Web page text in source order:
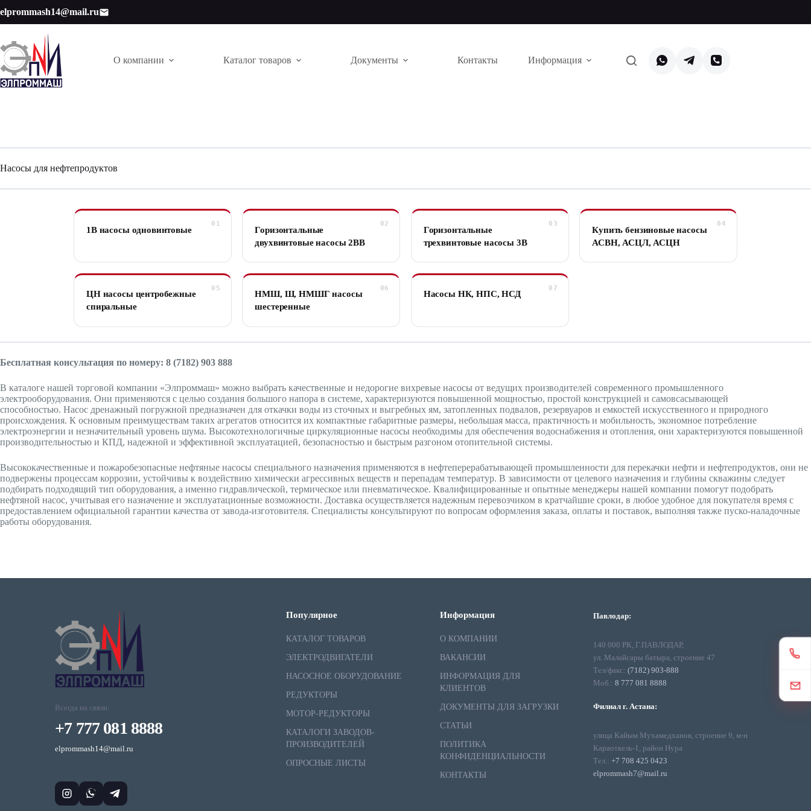
к
сути
elprommash14@mail.ru
О компании Каталог товаров Документы Контакты Информация
Насосы для нефтепродуктов
1В насосы одновинтовые
Горизонтальные
двухвинтовые насосы 2ВВ
Горизонтальные
трехвинтовые насосы 3В
Купить бензиновые насосы
АСВН, АСЦЛ, АСЦН
ЦН насосы центробежные
спиральные
НМШ, Ш, НМШГ насосы
шестеренные
Насосы НК, НПС, НСД
Бесплатная консультация по номеру: 8 (7182) 903 888
В каталоге нашей торговой компании «Элпроммаш» можно выбрать качественные и недорогие вихревые насосы от ведущих производителей современного промышленного
электрооборудования. Они применяются с целью создания большого напора в системе, характеризуются повышенной мощностью, простой конструкцией и самовсасывающей
способностью. Насос дренажный погружной предназначен для откачки воды из сточных и выгребных ям, затопленных подвалов, резервуаров и емкостей искусственного и природного
происхождения. К основным преимуществам таких агрегатов относится их компактные габаритные размеры, небольшая масса, практичность и мобильность, экономное потребление
электроэнергии и незначительный уровень шума. Высокотехнологичные циркуляционные насосы необходимы для обеспечения водоснабжения и отопления, они характеризуются повышенной
производительностью и КПД, надежной и эффективной эксплуатацией, безопасностью и быстрым разгоном отопительной системы.
Высококачественные и пожаробезопасные нефтяные насосы специального назначения применяются в нефтеперерабатывающей промышленности для перекачки нефти и нефтепродуктов, они не
подвержены процессам коррозии, устойчивы к воздействию химически агрессивных веществ и перепадам температур. В зависимости от целевого назначения и глубины скважины следует
подбирать подходящий тип оборудования, а именно гидравлической, термическое или пневматическое. Квалифицированные и опытные менеджеры нашей компании помогут подобрать
нефтяной насос, учитывая его назначение и эксплуатационные возможности. Доставка осуществляется надежным перевозчиком в кратчайшие сроки, в любое удобное для покупателя время с
предоставлением официальной гарантии качества от завода-изготовителя. Специалисты консультируют по вопросам оформления заказа, оплаты и поставок, выполняя также пуско-наладочные
работы оборудования.
Всегда на связи:
+7 777 081 8888
elprommash14@mail.ru
Популярное
КАТАЛОГ ТОВАРОВ
ЭЛЕКТРОДВИГАТЕЛИ
НАСОСНОЕ ОБОРУДОВАНИЕ
РЕДУКТОРЫ
МОТОР-РЕДУКТОРЫ
КАТАЛОГИ ЗАВОДОВ-
ПРОИЗВОДИТЕЛЕЙ
ОПРОСНЫЕ ЛИСТЫ
Информация
О КОМПАНИИ
ВАКАНСИИ
ИНФОРМАЦИЯ ДЛЯ
КЛИЕНТОВ
ДОКУМЕНТЫ ДЛЯ ЗАГРУЗКИ
СТАТЬИ
ПОЛИТИКА
КОНФИДЕНЦИАЛЬНОСТИ
КОНТАКТЫ
Павлодар:
140 000 РК, Г.ПАВЛОДАР,
ул. Малайсары батыра, строение 47
Тел/факс: (7182) 903-888
Моб.: 8 777 081 8888
Филиал г. Астана:
улица Кайым Мухамедханов, строение 9, м-н
Караоткель-1, район Нура
Тел.: +7 708 425 0423
elprommash7@mail.ru